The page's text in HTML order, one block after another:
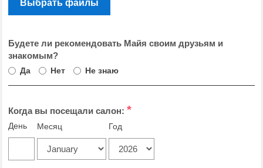
Выбрать файлы
Будете ли рекомендовать Майя своим друзьям и
знакомым?
Да Нет Не знаю
Когда вы посещали салон: *
День Месяц Год